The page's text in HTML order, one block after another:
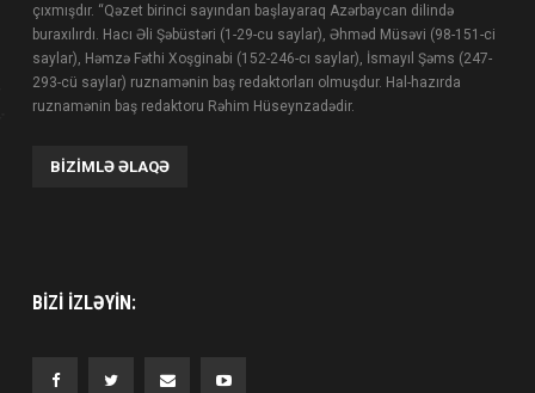
çıxmışdır. “Qəzet birinci sayından başlayaraq Azərbaycan dilində
buraxılırdı. Hacı Əli Şəbüstəri (1-29-cu saylar), Əhməd Müsəvi (98-151-ci
saylar), Həmzə Fəthi Xoşginabi (152-246-cı saylar), İsmayıl Şəms (247-
293-cü saylar) ruznamənin baş redaktorları olmuşdur. Hal-hazırda
ruznamənin baş redaktoru Rəhim Hüseynzadədir.
BIZIMLƏ ƏLAQƏ
BIZI IZLƏYIN: